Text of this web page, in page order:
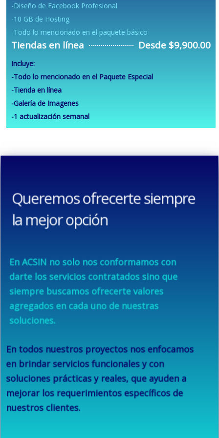
-Diseño de Facebook Profesional
-10 GB de Hosting
-Todo lo mencionado en el paquete básico
Tiendas en línea Desde $9,900.00
Incluye:
-Todo lo mencionado en el Paquete Especial
-Tienda en línea
-Galería de Imagenes
-1 actualización semanal
Queremos ofrecerte siempre
la mejor opción
En ACSIN no solo nos conformamos con
darte los servicios contratados sino que
siempre buscamos ofrecerte valores
agregados en cada uno de nuestras
soluciones.
En todos nuestros proyectos nos enfocamos
en brindar servicios funcionales y con
soluciones prácticas y reales, que ayuden a
mejorar los requerimientos específicos de
nuestros clientes.